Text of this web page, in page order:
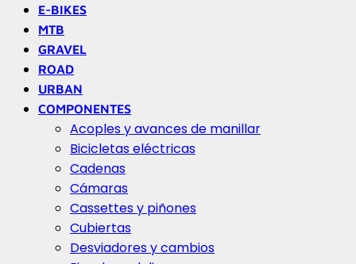
E-BIKES
MTB
GRAVEL
ROAD
URBAN
COMPONENTES
Acoples y avances de manillar
Bicicletas eléctricas
Cadenas
Cámaras
Cassettes y piñones
Cubiertas
Desviadores y cambios